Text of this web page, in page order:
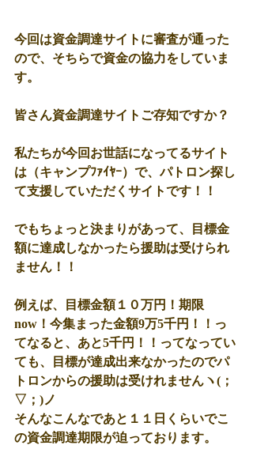
今回は資金調達サイトに審査が通った
ので、そちらで資金の協力をしていま
す。
皆さん資金調達サイトご存知ですか？
私たちが今回お世話になってるサイト
は（キャンプﾌｧｲﾔｰ）で、パトロン探し
て支援していただくサイトです！！
でもちょっと決まりがあって、目標金
額に達成しなかったら援助は受けられ
ません！！
例えば、目標金額１０万円！期限
now！今集まった金額9万5千円！！っ
てなると、あと5千円！！ってなってい
ても、目標が達成出来なかったのでパ
トロンからの援助は受けれませんヽ(；
▽；)ノ
そんなこんなであと１１日くらいでこ
の資金調達期限が迫っております。